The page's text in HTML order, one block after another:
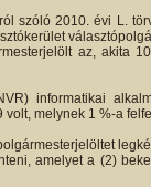
szóló 2010. évi L.
az, akita
informatikai
melynek 1 %-a
amelyet a (2)